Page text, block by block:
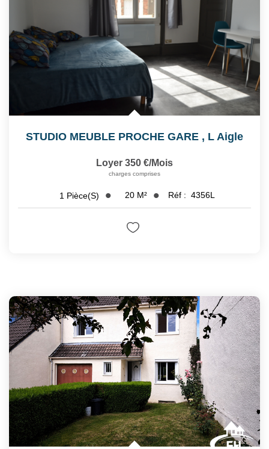
STUDIO MEUBLE PROCHE GARE , L Aigle
Loyer 350 €/mois
charges comprises
1 Pièce(s) 20 M² Réf : 4356L